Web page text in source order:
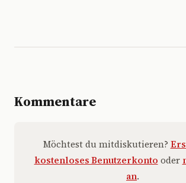
Kommentare
Möchtest du mitdiskutieren?
kostenloses Benutzerkonto oder
an.